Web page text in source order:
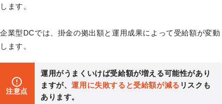
します。
企業型DCでは、掛金の拠出額と運用成果によって受給額が変動
します。
注意点
運用がうまくいけば受給額が増える可能性があり
ますが、運用に失敗すると受給額が減る リスクも
あります。